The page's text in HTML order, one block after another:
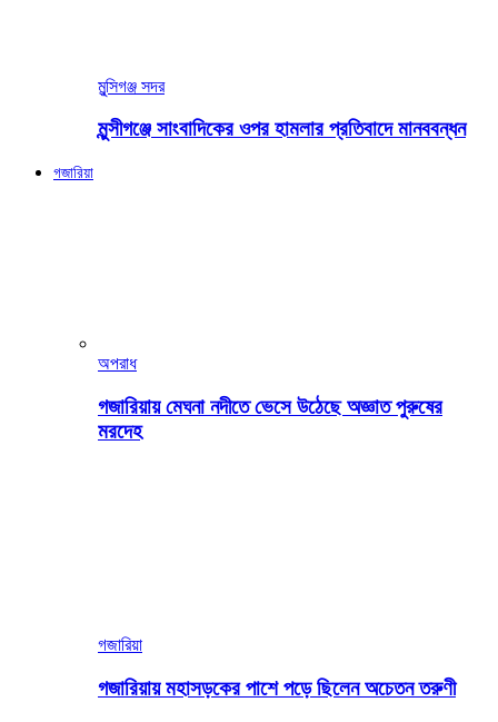
মুন্সিগঞ্জ সদর
মুন্সীগঞ্জে সাংবাদিকের ওপর হামলার প্রতিবাদে মানববন্ধন
গজারিয়া
অপরাধ
গজারিয়ায় মেঘনা নদীতে ভেসে উঠেছে অজ্ঞাত পুরুষের
মরদেহ
গজারিয়া
গজারিয়ায় মহাসড়কের পাশে পড়ে ছিলেন অচেতন তরুণী